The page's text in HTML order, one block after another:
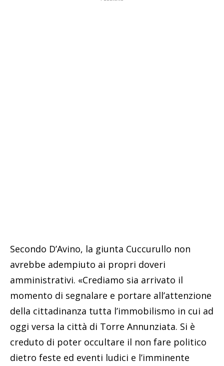
Secondo D’Avino, la giunta Cuccurullo non
avrebbe adempiuto ai propri doveri
amministrativi. «Crediamo sia arrivato il
momento di segnalare e portare all’attenzione
della cittadinanza tutta l’immobilismo in cui ad
oggi versa la città di Torre Annunziata. Si è
creduto di poter occultare il non fare politico
dietro feste ed eventi ludici e l’imminente